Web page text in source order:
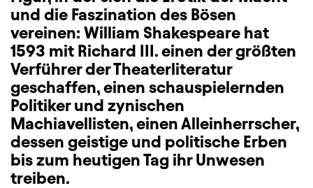
und die Faszination des Bösen
vereinen: William Shakespeare hat
1593 mit Richard III. einen der größten
Verführer der Theaterliteratur
geschaffen, einen schauspielernden
Politiker und zynischen
Machiavellisten, einen Alleinherrscher,
dessen geistige und politische Erben
bis zum heutigen Tag ihr Unwesen
treiben.